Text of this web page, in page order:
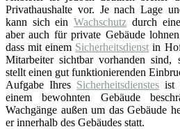
Privathaushalte vor. Je nach Lage
kann sich einWachschutz durch
aber auch für private Gebäude
dass mit einem Sicherheitsdienst in
Mitarbeiter sichtbar vorhanden sind,
stellt einen gut funktionierenden
Aufgabe Ihres Sicherheitsdienstes ist
einem bewohnten Gebäude
Wachgänge außen um das Gebäude
er innerhalb des Gebäudes statt.